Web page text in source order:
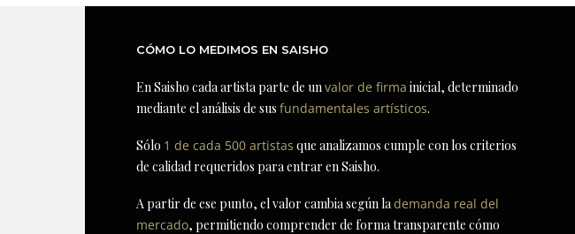
CÓMO LO MEDIMOS EN SAISHO
En Saisho cada artista parte de unvalor de firma inicial, determinado
mediante el análisis de susfundamentales artísticos.
Sólo 1 de cada 500 artistas que analizamos cumple con los criterios
de calidad requeridos para entrar en Saisho.
A partir de ese punto, el valor cambia según lademanda real del
mercado, permitiendo comprender de forma transparente cómo